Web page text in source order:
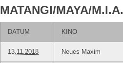
MATANGI/MAYA/M.I.A.
DATUM KINO
13.11.2018 Neues Maxim